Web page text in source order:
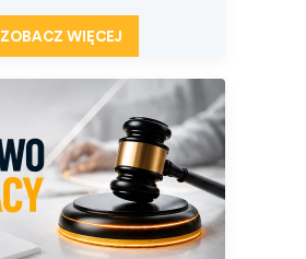
ZOBACZ WIĘCEJ